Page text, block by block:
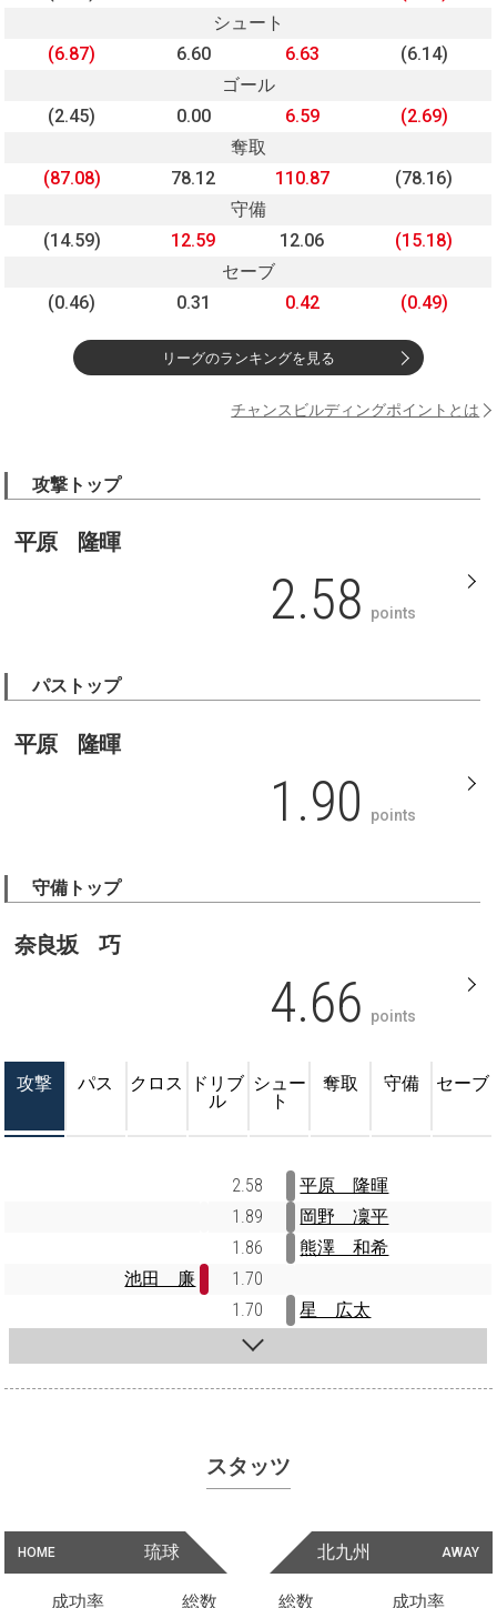
シュート
(6.87)
6.60 6.63
(6.14)
ゴール
(2.45)
0.00 6.59
(2.69)
奪取
(87.08)
78.12 110.87
(78.16)
守備
(14.59)
12.59 12.06
(15.18)
セーブ
(0.46)
0.31 0.42 (0.49)
リーグのランキングを見る
チャンスビルディングポイントとは
攻撃トップ
平原 隆暉
2.58 points
パストップ
平原 隆暉
1.90 points
守備トップ
奈良坂 巧
4.66 points
攻撃 パス クロス
ドリブ
ル
シュー
ト
奪取 守備 セーブ
2.58
平原 隆暉
1.89
岡野 凜平
1.86
熊澤 和希
池田 廉
1.70
1.70
星 広太
スタッツ
HOME 琉球 AWAY
北九州
成功率 総数 総数
成功率